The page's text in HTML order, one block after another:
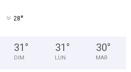
28°
31 °
DIM
31 °
LUN
30°
MAR